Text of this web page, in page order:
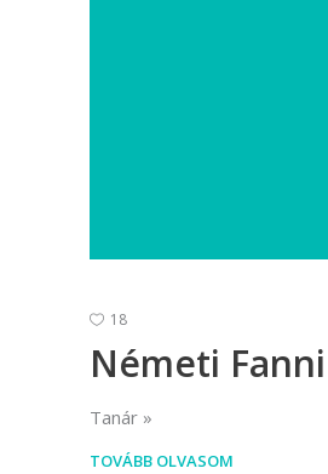
18
Németi Fanni
Tanár
TOVÁBB OLVASOM